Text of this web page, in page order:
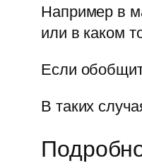
Например в
или в каком
Если
В таких